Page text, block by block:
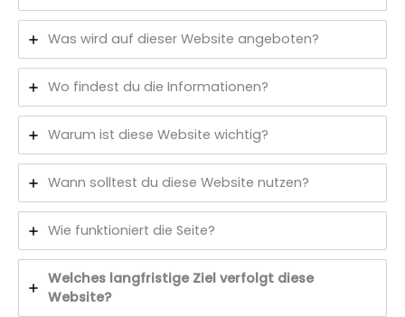
Was wird auf dieser Website angeboten?
Wo findest du die Informationen?
Warum ist diese Website wichtig?
Wann solltest du diese Website nutzen?
Wie funktioniert die Seite?
Welches langfristige Ziel verfolgt diese
Website?